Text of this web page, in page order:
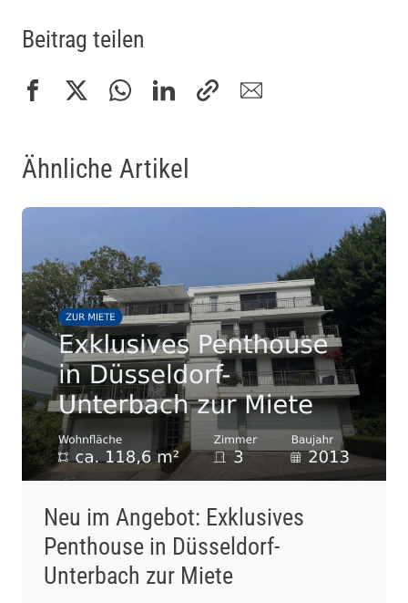
Beitrag teilen
Ähnliche Artikel
Neu im Angebot: Exklusives
Penthouse in Düsseldorf-
Unterbach zur Miete